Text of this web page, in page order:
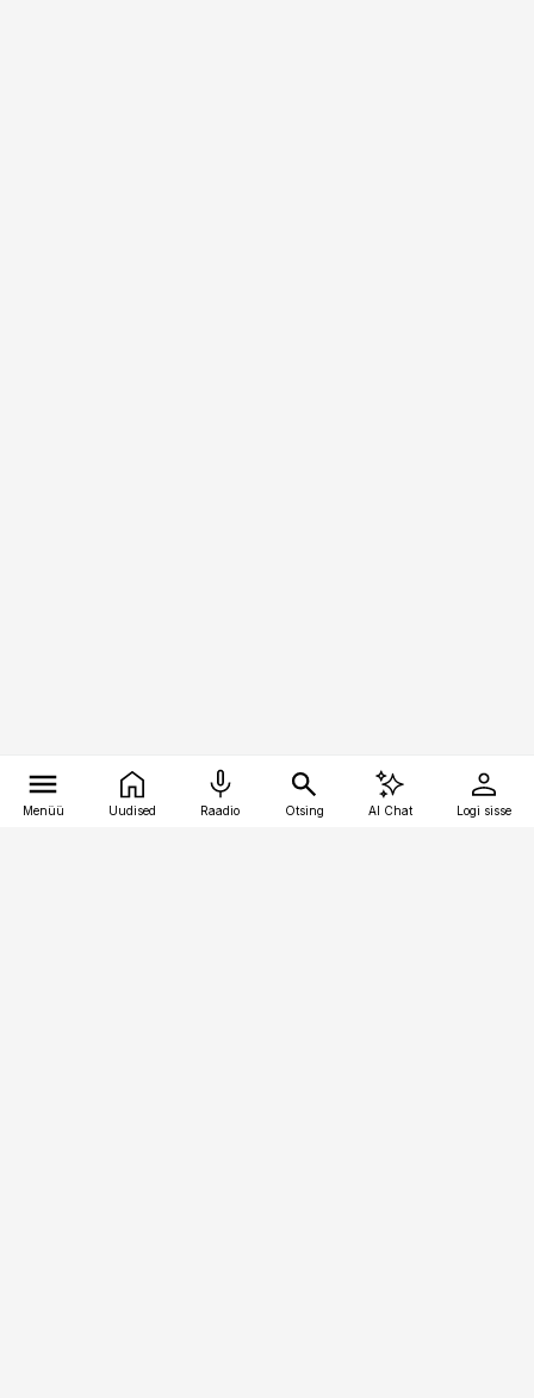
Menüü Uudised Raadio Otsing AI Chat Logi sisse